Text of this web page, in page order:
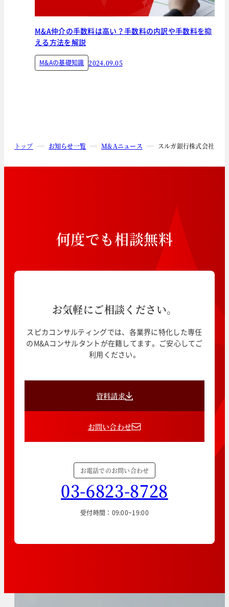
M&A仲介の手数料は高い？手数料の内訳や手数料を抑
える方法を解説
M&Aの基礎知識 2024.09.05
トップ お知らせ一覧 M&Aニュース スルガ銀行株式会社に
何度でも相談無料
お気軽にご相談ください。
スピカコンサルティングでは、各業界に特化した専任
のM&Aコンサルタントが在籍してます。ご安心してご
利用ください。
資料請求
お問い合わせ
お電話でのお問い合わせ
03-6823-8728
受付時間：09:00~19:00